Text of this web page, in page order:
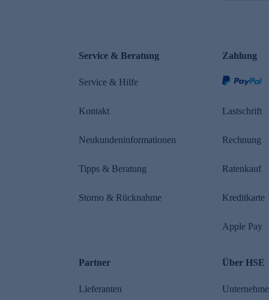
Service & Beratung
Service & Hilfe
Kontakt
Neukundeninformationen
Tipps & Beratung
Storno & Rücknahme
Zahlung
Lastschrift
Rechnung
Ratenkauf
Kreditkarte
Apple Pay
Partner
Lieferanten
Über HSE